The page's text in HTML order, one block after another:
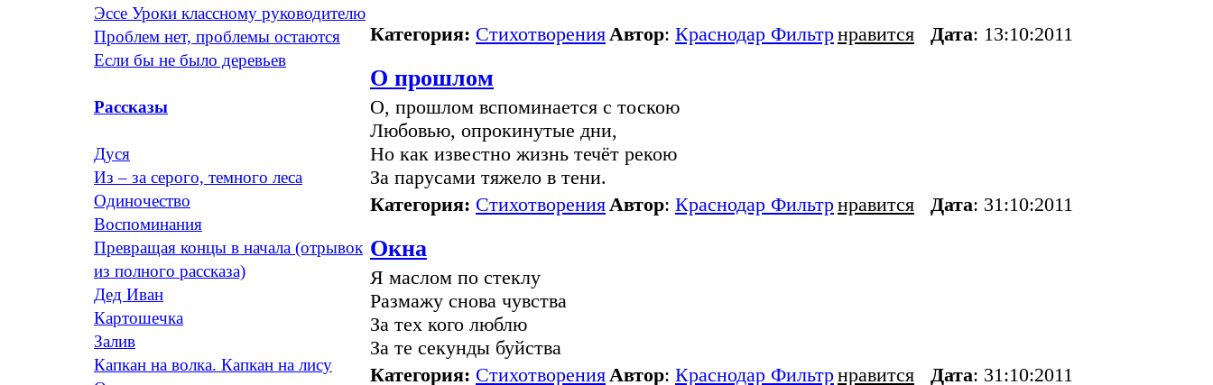
Эссе Уроки классному руководителю
Проблем нет, проблемы остаются
Если бы не было деревьев
Рассказы
Дуся
Из – за серого, темного леса
Одиночество
Воспоминания
Превращая концы в начала (отрывок
из полного рассказа)
Дед Иван
Картошечка
Залив
Капкан на волка. Капкан на лису
Категория: Стихотворения Автор: Краснодар Фильтрнравится Дата: 13:10:2011
О прошлом
О, прошлом вспоминается с тоскою
Любовью, опрокинутые дни,
Но как известно жизнь течёт рекою
За парусами тяжело в тени.
Категория: Стихотворения Автор: Краснодар Фильтрнравится Дата: 31:10:2011
Окна
Я маслом по стеклу
Размажу снова чувства
За тех кого люблю
За те секунды буйства
Категория: Стихотворения Автор: Краснодар Фильтрнравится Дата: 31:10:2011